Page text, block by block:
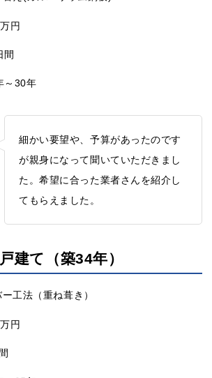
円
間
～30年
細かい要望や、予算があったのです
が親身になって聞いていただきまし
た。希望に合った業者さんを紹介し
てもらえました。
建て（築34年）
ー工法（重ね葺き）
円